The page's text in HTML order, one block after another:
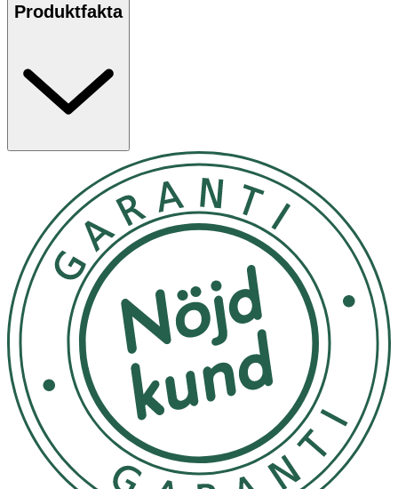
Längd: 9,5 cm Bredd: 7,5 cm
Produktfakta